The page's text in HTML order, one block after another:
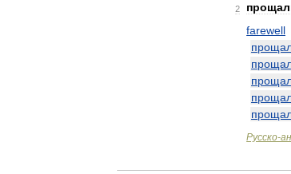
2
farewell
Русско-